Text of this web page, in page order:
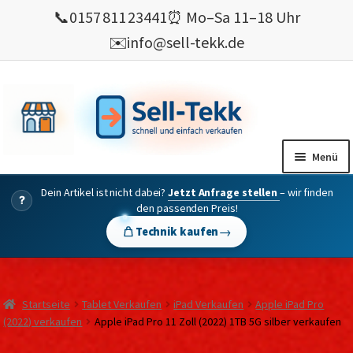
📞0157 811 23441⏰ Mo–Sa 11–18 Uhr
✉️info@sell-tekk.de
springen
springen
Menü
Mein Konto
verkaufen
💰 Bonusprogramm
?
Dein Artikel ist nicht dabei?Jetzt Anfrage stellen – wir finden
den passenden Preis!
Technik kaufen→
Startseite Tablet Verkaufen iPad Verkaufen
Apple iPad Pro
(2022) verkaufen
Apple iPad Pro 11 Zoll (2022) 1TB 5G silber verkaufen